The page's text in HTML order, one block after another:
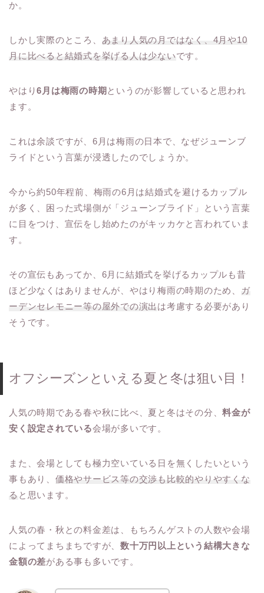
か。
しかし実際のところ、 あまり人気の月ではなく、4月や10
月に比べると結婚式を挙げる人は少ないです。
やはり6月は梅雨の時期 というのが影響していると思われ
ます。
これは余談ですが、6月は梅雨の日本で、なぜジューンブ
ライドという言葉が浸透したのでしょうか。
今から約50年程前、梅雨の6月は結婚式を避けるカップル
が多く、困った式場側が「ジューンブライド」という言葉
に目をつけ、宣伝をし始めたのがキッカケと言われていま
す。
その宣伝もあってか、6月に結婚式を挙げるカップルも昔
ほど少なくはありませんが、やはり梅雨の時期のため、
ガ
ーデンセレモニー等の屋外での演出 は考慮する必要があり
そうです。
オフシーズンといえる夏と冬は狙い目！
人気の時期である春や秋に比べ、夏と冬はその分、料金が
安く設定されている会場が多いです。
また、会場としても極力空いている日を無くしたいという
事もあり、 価格やサービス等の交渉も比較的やりやすくな
る と思います。
人気の春・秋との料金差は、もちろんゲストの人数や会場
によってまちまちですが、数十万円以上という結構大きな
金額の差がある事も多いです。